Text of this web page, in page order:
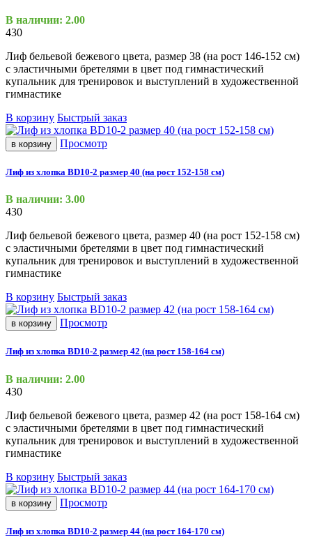
В наличии: 2.00
430
Лиф бельевой бежевого цвета, размер 38 (на рост 146-152 см)
с эластичными бретелями в цвет под гимнастический
купальник для тренировок и выступлений в художественной
гимнастике
В корзину Быстрый заказ
в корзину Просмотр
Лиф из хлопка BD10-2 размер 40 (на рост 152-158 см)
В наличии: 3.00
430
Лиф бельевой бежевого цвета, размер 40 (на рост 152-158 см)
с эластичными бретелями в цвет под гимнастический
купальник для тренировок и выступлений в художественной
гимнастике
В корзину Быстрый заказ
в корзину Просмотр
Лиф из хлопка BD10-2 размер 42 (на рост 158-164 см)
В наличии: 2.00
430
Лиф бельевой бежевого цвета, размер 42 (на рост 158-164 см)
с эластичными бретелями в цвет под гимнастический
купальник для тренировок и выступлений в художественной
гимнастике
В корзину Быстрый заказ
в корзину Просмотр
Лиф из хлопка BD10-2 размер 44 (на рост 164-170 см)